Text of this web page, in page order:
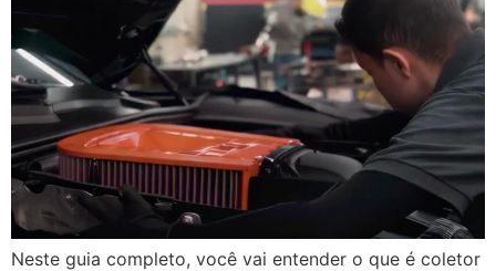
Neste guia completo, você vai entender o que é coletor